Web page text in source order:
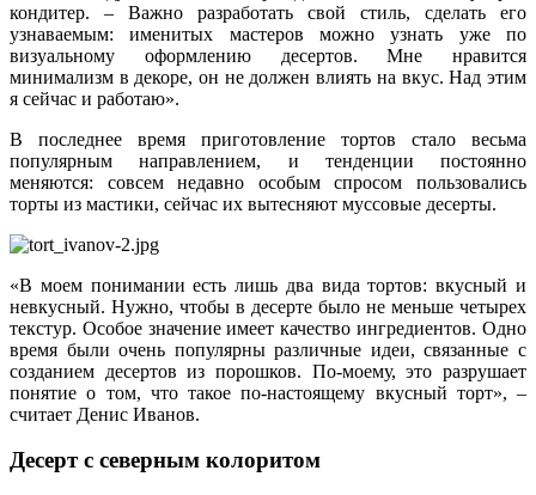
кондитер. – Важно разработать свой стиль, сделать его
узнаваемым: именитых мастеров можно узнать уже по
визуальному оформлению десертов. Мне нравится
минимализм в декоре, он не должен влиять на вкус. Над этим
я сейчас и работаю».
В последнее время приготовление тортов стало весьма
популярным направлением, и тенденции постоянно
меняются: совсем недавно особым спросом пользовались
торты из мастики, сейчас их вытесняют муссовые десерты.
«В моем понимании есть лишь два вида тортов: вкусный и
невкусный. Нужно, чтобы в десерте было не меньше четырех
текстур. Особое значение имеет качество ингредиентов. Одно
время были очень популярны различные идеи, связанные с
созданием десертов из порошков. По-моему, это разрушает
понятие о том, что такое по-настоящему вкусный торт», –
считает Денис Иванов.
Десерт с северным колоритом